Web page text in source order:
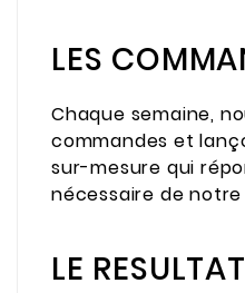
LES
Chaque semaine,
commandes et
sur-mesure qui
nécessaire de
LE RESULTAT